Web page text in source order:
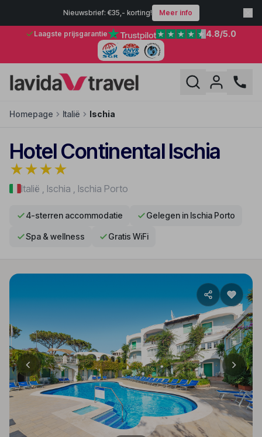
Nieuwsbrief: €35,- korting! Meer info
Laagste prijsgarantie 4.8/5.0
Homepage Italië Ischia
Hotel Continental Ischia
★★★★
Italië , Ischia , Ischia Porto
4-sterren accommodatie Gelegen in Ischia Porto
Spa & wellness Gratis WiFi